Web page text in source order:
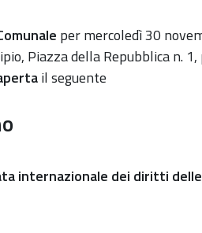
events/giornata-
per mercoledì 30
Piazza della Repubblica n.
il seguente
internazionale dei diritti delle